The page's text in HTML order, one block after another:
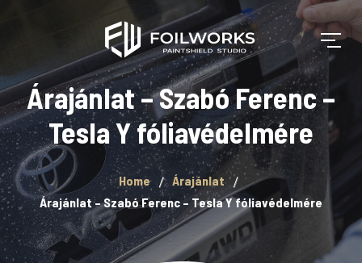
Árajánlat – Szabó Ferenc –
Tesla Y fóliavédelmére
Home
Árajánlat
Árajánlat – Szabó Ferenc – Tesla Y fóliavédelmére